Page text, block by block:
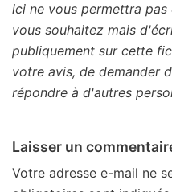
ici ne vous permettra
vous souhaitez mais
publiquement sur cette
votre avis, de demander
répondre à d'autres
Laisser un
Votre adresse e-mail ne